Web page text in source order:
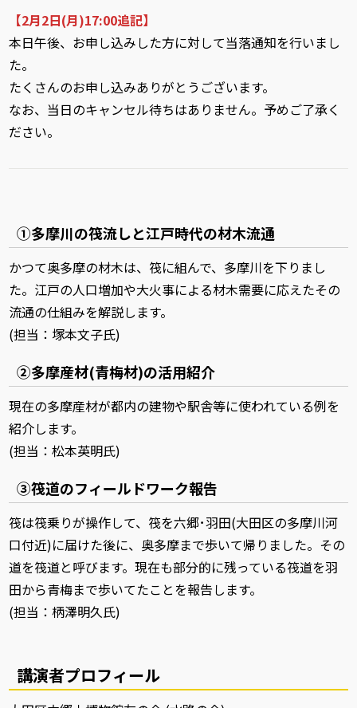
【2月2日(月)17:00追記】
本日午後、お申し込みした方に対して当落通知を行いまし
た。
たくさんのお申し込みありがとうございます。
なお、当日のキャンセル待ちはありません。予めご了承く
ださい。
①多摩川の筏流しと江戸時代の材木流通
かつて奥多摩の材木は、筏に組んで、多摩川を下りまし
た。江戸の人口増加や大火事による材木需要に応えたその
流通の仕組みを解説します。
(担当：塚本文子氏)
②多摩産材(青梅材)の活用紹介
現在の多摩産材が都内の建物や駅舎等に使われている例を
紹介します。
(担当：松本英明氏)
③筏道のフィールドワーク報告
筏は筏乗りが操作して、筏を六郷･羽田(大田区の多摩川河
口付近)に届けた後に、奥多摩まで歩いて帰りました。その
道を筏道と呼びます。現在も部分的に残っている筏道を羽
田から青梅まで歩いてたことを報告します。
(担当：柄澤明久氏)
講演者プロフィール